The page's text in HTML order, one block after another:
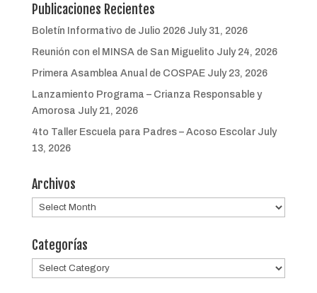
Publicaciones Recientes
Boletín Informativo de Julio 2026 July 31, 2026
Reunión con el MINSA de San Miguelito July 24, 2026
Primera Asamblea Anual de COSPAE July 23, 2026
Lanzamiento Programa – Crianza Responsable y
Amorosa July 21, 2026
4to Taller Escuela para Padres – Acoso Escolar July
13, 2026
Archivos
Archivos
Categorías
Categorías